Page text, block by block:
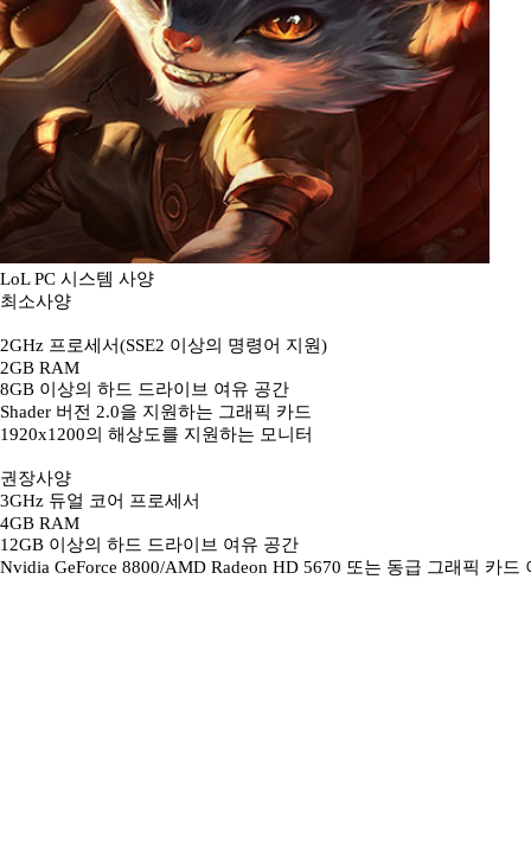
LoL PC 시스템 사양
최소사양
2GHz 프로세서(SSE2 이상의 명령어 지원)
2GB RAM
8GB 이상의 하드 드라이브 여유 공간
Shader 버전 2.0을 지원하는 그래픽 카드
1920x1200의 해상도를 지원하는 모니터
권장사양
3GHz 듀얼 코어 프로세서
4GB RAM
12GB 이상의 하드 드라이브 여유 공간
Nvidia GeForce 8800/AMD Radeon HD 5670 또는 동급 그래픽 카